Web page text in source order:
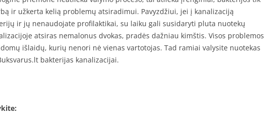
ir užkerta kelią problemų atsiradimui. Pavyzdžiui, jei į kanalizaciją
ir jų nenaudojate profilaktikai, su laiku gali susidaryti pluta nuotekų
atsiras nemalonus dvokas, pradės dažniau kimštis. Visos problemos
išlaidų, kurių nenori nė vienas vartotojas. Tad ramiai valysite nuotekas
bakterijas kanalizacijai.